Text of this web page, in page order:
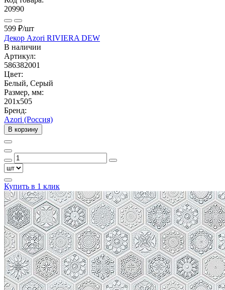
20990
599 ₽/шт
Декор Azori RIVIERA DEW
В наличии
Артикул:
586382001
Цвет:
Белый, Серый
Размер, мм:
201x505
Бренд:
Azori (Россия)
В корзину
Купить в 1 клик